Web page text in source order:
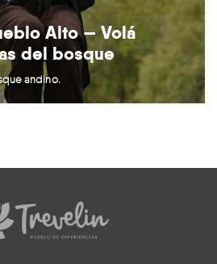
Alto — Volá
del bosque
andino.